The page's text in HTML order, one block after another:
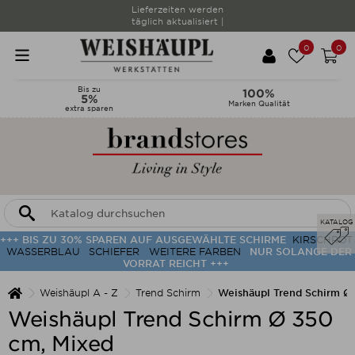
Täglicher Versand
Ihrer Ware |
0 0
Bis zu
5%
extra sparen
100%
Marken Qualität
+++ BIS ZU 30% SPAREN AUF AUSGEWÄHLTE SCHIRME KIRSCHROT
WASSERBLAU
SCHIEFER WEITERE FARBEN
NUR SOLANGE DER
VORRAT REICHT +++
Weishäupl A - Z Trend Schirm Weishäupl Trend Schirm
Weishäupl Trend Schirm Ø 350
cm, Mixed
KATALOG